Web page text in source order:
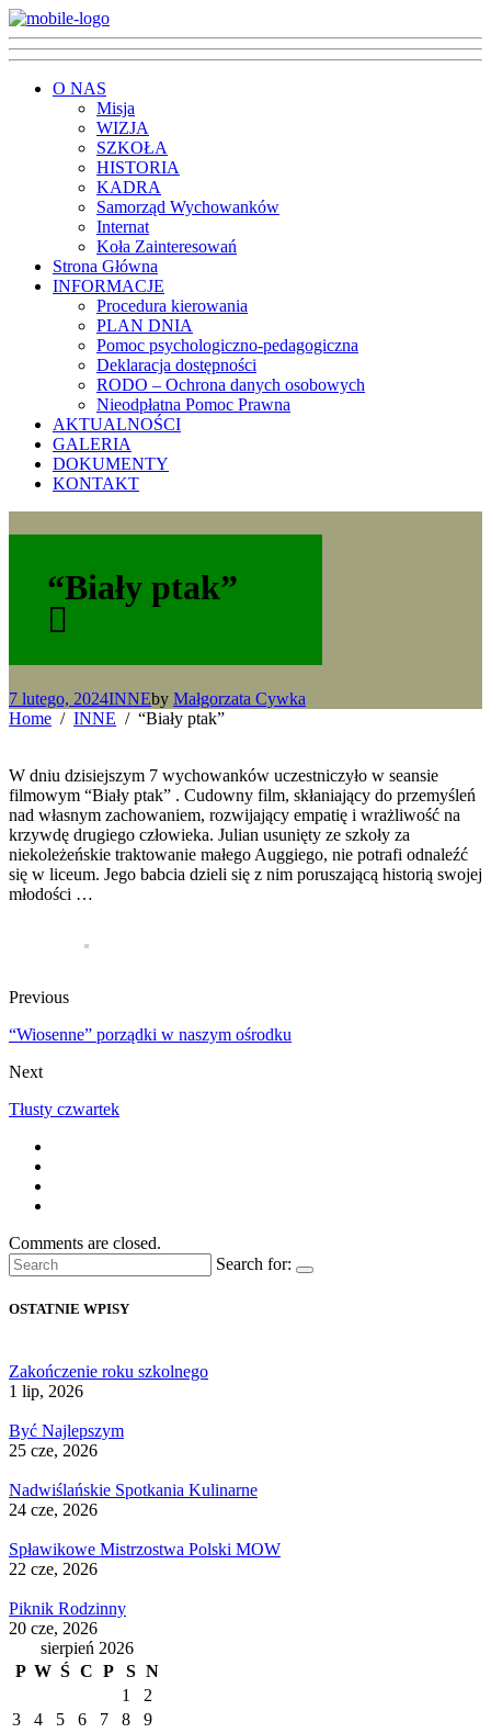
O NAS
Misja
WIZJA
SZKOŁA
HISTORIA
KADRA
Samorząd Wychowanków
Internat
Koła Zainteresowań
Strona Główna
INFORMACJE
Procedura kierowania
PLAN DNIA
Pomoc psychologiczno-pedagogiczna
Deklaracja dostępności
RODO – Ochrona danych osobowych
Nieodpłatna Pomoc Prawna
AKTUALNOŚCI
GALERIA
DOKUMENTY
KONTAKT
“Biały ptak”
7 lutego, 2024INNEby Małgorzata Cywka
Home
INNE “Biały ptak”
W dniu dzisiejszym 7 wychowanków uczestniczyło w seansie
filmowym “Biały ptak” . Cudowny film, skłaniający do przemyśleń
nad własnym zachowaniem, rozwijający empatię i wrażliwość na
krzywdę drugiego człowieka. Julian usunięty ze szkoły za
niekoleżeńskie traktowanie małego Auggiego, nie potrafi odnaleźć
się w liceum. Jego babcia dzieli się z nim poruszającą historią swojej
młodości …
Previous
“Wiosenne” porządki w naszym ośrodku
Next
Tłusty czwartek
Comments are closed.
Search for:
OSTATNIE WPISY
Zakończenie roku szkolnego
1 lip, 2026
Być Najlepszym
25 cze, 2026
Nadwiślańskie Spotkania Kulinarne
24 cze, 2026
Spławikowe Mistrzostwa Polski MOW
22 cze, 2026
Piknik Rodzinny
20 cze, 2026
sierpień 2026
P W Ś C P S N
1
2
3
4 5 6 7 8
9